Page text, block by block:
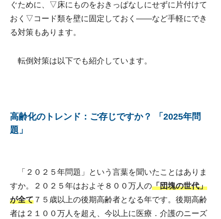
ぐために、▽床にものをおきっぱなしにせずに片付けて
おく▽コード類を壁に固定しておく――など手軽にでき
る対策もあります。
転倒対策は以下でも紹介しています。
高齢化のトレンド：ご存じですか？ 「2025年問
題」
「２０２５年問題」という言葉を聞いたことはありま
すか。２０２５年はおよそ８００万人の「団塊の世代」
が全て ７５歳以上の後期高齢者となる年です。後期高齢
者は２１００万人を超え、今以上に医療．介護のニーズ